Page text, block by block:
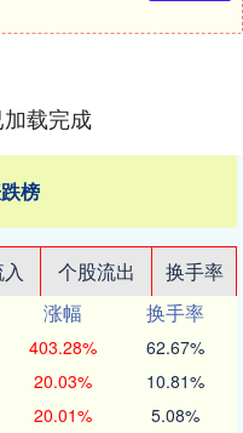
载完成
榜
个股流出
换手率
涨幅
换手率
403.28% 62.67%
20.03% 10.81%
20.01% 5.08%